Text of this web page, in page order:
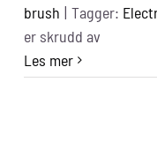
brush | Tagger:
er skrudd av
Electric
Les mer